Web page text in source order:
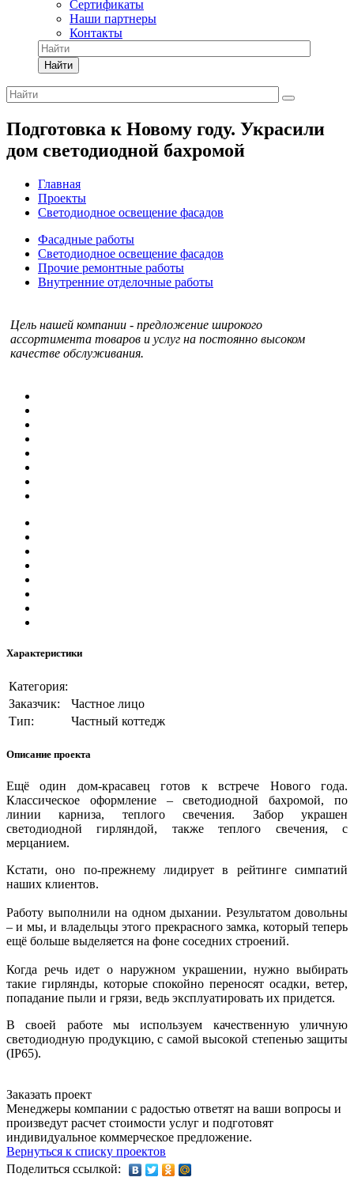
Сертификаты
Наши партнеры
Контакты
Найти
Подготовка к Новому году. Украсили
дом светодиодной бахромой
Главная
Проекты
Светодиодное освещение фасадов
Фасадные работы
Светодиодное освещение фасадов
Прочие ремонтные работы
Внутренние отделочные работы
Цель нашей компании - предложение широкого
ассортимента товаров и услуг на постоянно высоком
качестве обслуживания.
Характеристики
Категория:
Заказчик:
Частное лицо
Тип:
Частный коттедж
Описание проекта
Ещё один дом-красавец готов к встрече Нового года.
Классическое оформление – светодиодной бахромой, по
линии карниза, теплого свечения. Забор украшен
светодиодной гирляндой, также теплого свечения, с
мерцанием.
Кстати, оно по-прежнему лидирует в рейтинге симпатий
наших клиентов.
Работу выполнили на одном дыхании. Результатом довольны
– и мы, и владельцы этого прекрасного замка, который теперь
ещё больше выделяется на фоне соседних строений.
Когда речь идет о наружном украшении, нужно выбирать
такие гирлянды, которые спокойно переносят осадки, ветер,
попадание пыли и грязи, ведь эксплуатировать их придется.
В своей работе мы используем качественную уличную
светодиодную продукцию, с самой высокой степенью защиты
(IP65).
Заказать проект
Менеджеры компании с радостью ответят на ваши вопросы и
произведут расчет стоимости услуг и подготовят
индивидуальное коммерческое предложение.
Вернуться к списку проектов
Поделиться ссылкой: